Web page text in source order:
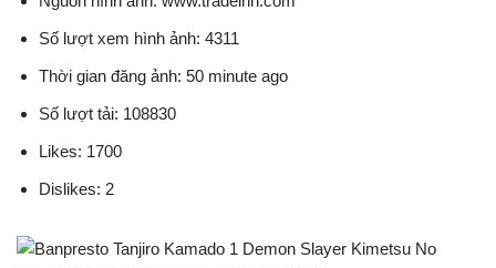
Số lượt xem hình ảnh: 4311
Thời gian đăng ảnh: 50 minute ago
Số lượt tải: 108830
Likes: 1700
Dislikes: 2